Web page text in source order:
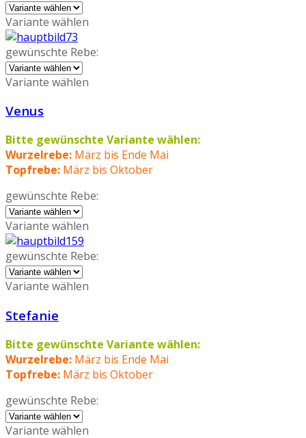
Variante wählen
gewünschte Rebe:
Variante wählen
Venus
Bitte gewünschte Variante wählen:
Wurzelrebe: März bis Ende Mai
Topfrebe: März bis Oktober
gewünschte Rebe:
Variante wählen
gewünschte Rebe:
Variante wählen
Stefanie
Bitte gewünschte Variante wählen:
Wurzelrebe: März bis Ende Mai
Topfrebe: März bis Oktober
gewünschte Rebe:
Variante wählen